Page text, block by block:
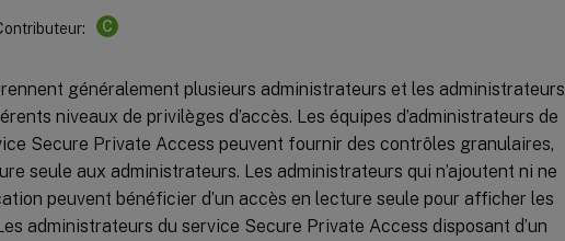
C
généralement plusieurs administrateurs et les administrateurs
niveaux de privilèges d’accès. Les équipes d’administrateurs de
Secure Private Access peuvent fournir des contrôles granulaires,
seule aux administrateurs. Les administrateurs qui n’ajoutent ni ne
peuvent bénéficier d’un accès en lecture seule pour afficher les
administrateurs du service Secure Private Access disposant d’un